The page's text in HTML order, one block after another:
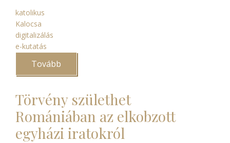
katolikus
Kalocsa
digitalizálás
e-kutatás
Tovább
a
„e-
kutatásról”)
Törvény születhet
Romániában az elkobzott
egyházi iratokról